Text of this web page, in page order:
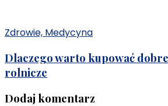
Zdrowie, Medycyna
Dlaczego warto kupować
rolnicze
Dodaj komentarz